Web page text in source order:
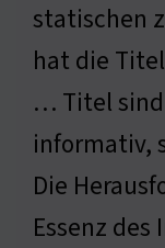
statischen
hat die
… Titel
informativ,
Die
Essenz